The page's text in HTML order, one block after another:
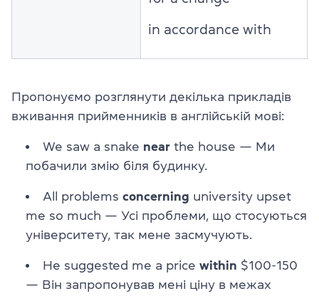
in accordance with
Пропонуємо розглянути декілька прикладів
вживання прийменників в англійській мові:
We saw a snake near the house — Ми
побачили змію біля будинку.
All problems concerning university upset
me so much — Усі проблеми, що стосуються
університету, так мене засмучують.
He suggested me a price within $100-150
— Він запропонував мені ціну в межах